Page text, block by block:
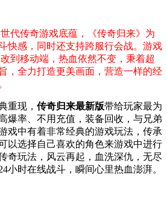
代传奇游戏底蕴，《传奇归来》为
快感，同时还支持跨服行会战。游戏
到移动端，热血依然不变，秉着超
，全力打造更美画面，营造一样的经
重现， 传奇归来最新版带给玩家最为
爆率、不用充值，装备回收，与兄弟
戏中有着非常经典的游戏玩法，传承
以选择自己喜欢的角色来游戏中进行
奇玩法，风云再起，血洗深仇，无尽
小时在线战斗，瞬间心里热血澎湃。